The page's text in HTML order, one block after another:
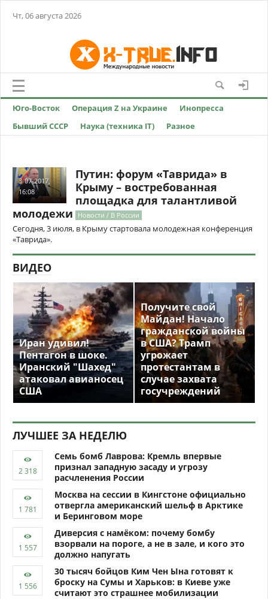
Чт, 06 августа 2026
Юго-Восток Операция Z на Украине
Инопресса
Бывший СССР
Наука (техника IT) Разное
3-07-2017,
16:08
Путин: форум «Таврида» в
Крыму – востребованная
площадка для талантливой
молодежи
Новости / В России
Сегодня, 3 июля, в Крыму стартовала молодежная конференция
«Таврида».
ВИДЕО
Иран удивил!
Пентагон в шоке.
Иранский "Шахед"
атаковал авианосец
США
Получите свой
Майдан! Начало
гражданской войны
в США? Трамп
угрожает
протестантам в
случае захвата
госучреждений
ЛУЧШЕЕ ЗА НЕДЕЛЮ
Семь бомб Лаврова: Кремль впервые
признал западную засаду и угрозу
расчленения России
Москва на сессии в Кингстоне официально
отвергла американский шельф в Арктике
и Беринговом море
Диверсия с намёком: почему бомбу
взорвали на пороге, а не в зале, и кого это
должно напугать
30 тысяч бойцов Ким Чен Ына готовят к
броску на Сумы и Харьков: в Киеве уже
считают это страшнее мобилизации